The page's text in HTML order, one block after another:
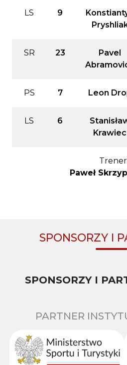
LS 9
SR 23
Pavel
PS 7 Leon
LS 6
Krawiec
Paweł
SPONSORZY I
SPONSORZY I
PARTNER